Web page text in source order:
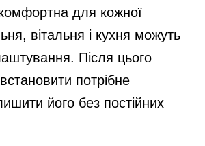
для кожної
вітальня і кухня можуть
Після цього
потрібне
його без постійних